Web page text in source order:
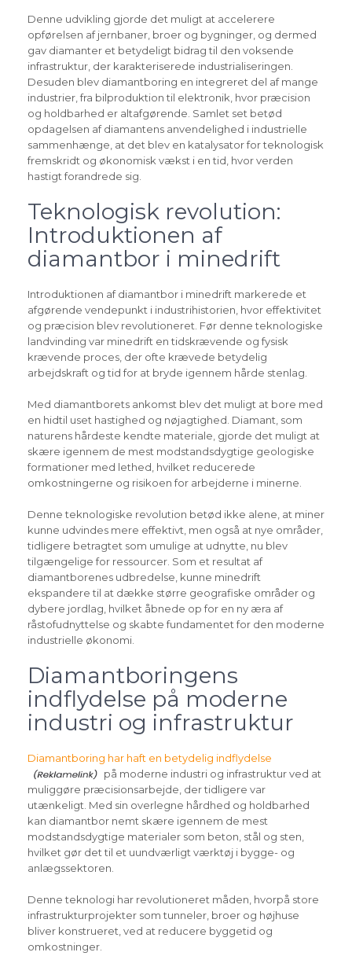
Denne udvikling gjorde det muligt at accelerere
opførelsen af jernbaner, broer og bygninger, og dermed
gav diamanter et betydeligt bidrag til den voksende
infrastruktur, der karakteriserede industrialiseringen.
Desuden blev diamantboring en integreret del af mange
industrier, fra bilproduktion til elektronik, hvor præcision
og holdbarhed er altafgørende. Samlet set betød
opdagelsen af diamantens anvendelighed i industrielle
sammenhænge, at det blev en katalysator for teknologisk
fremskridt og økonomisk vækst i en tid, hvor verden
hastigt forandrede sig.
Teknologisk revolution:
Introduktionen af
diamantbor i minedrift
Introduktionen af diamantbor i minedrift markerede et
afgørende vendepunkt i industrihistorien, hvor effektivitet
og præcision blev revolutioneret. Før denne teknologiske
landvinding var minedrift en tidskrævende og fysisk
krævende proces, der ofte krævede betydelig
arbejdskraft og tid for at bryde igennem hårde stenlag.
Med diamantborets ankomst blev det muligt at bore med
en hidtil uset hastighed og nøjagtighed. Diamant, som
naturens hårdeste kendte materiale, gjorde det muligt at
skære igennem de mest modstandsdygtige geologiske
formationer med lethed, hvilket reducerede
omkostningerne og risikoen for arbejderne i minerne.
Denne teknologiske revolution betød ikke alene, at miner
kunne udvindes mere effektivt, men også at nye områder,
tidligere betragtet som umulige at udnytte, nu blev
tilgængelige for ressourcer. Som et resultat af
diamantborenes udbredelse, kunne minedrift
ekspandere til at dække større geografiske områder og
dybere jordlag, hvilket åbnede op for en ny æra af
råstofudnyttelse og skabte fundamentet for den moderne
industrielle økonomi.
Diamantboringens
indflydelse på moderne
industri og infrastruktur
Diamantboring har haft en betydelig indflydelse
på moderne industri og infrastruktur ved at
muliggøre præcisionsarbejde, der tidligere var
utænkeligt. Med sin overlegne hårdhed og holdbarhed
kan diamantbor nemt skære igennem de mest
modstandsdygtige materialer som beton, stål og sten,
hvilket gør det til et uundværligt værktøj i bygge- og
anlægssektoren.
Denne teknologi har revolutioneret måden, hvorpå store
infrastrukturprojekter som tunneler, broer og højhuse
bliver konstrueret, ved at reducere byggetid og
omkostninger.